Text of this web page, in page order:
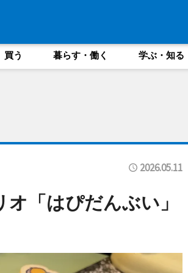
買う 暮らす・働く 学ぶ・知る
2026.05.11
「はぴだんぶい」